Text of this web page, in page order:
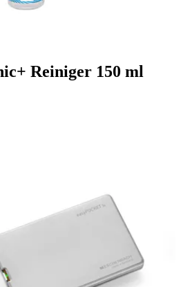
Reiniger 150 ml